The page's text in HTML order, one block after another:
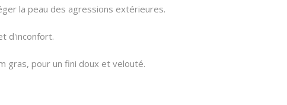
la peau des agressions extérieures.
d'inconfort.
gras, pour un fini doux et velouté.